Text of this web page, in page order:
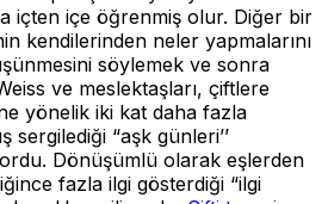
içten içe öğrenmiş olur. Diğer bir
kendilerinden neler yapmalarını
söylemek ve sonra
ve meslektaşları, çiftlere
yönelik iki kat daha fazla
sergilediği “aşk günleri’’
Dönüşümlü olarak eşlerden
fazla ilgi gösterdiği “ilgi